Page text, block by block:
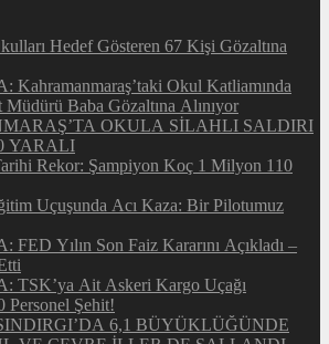
Hedef Gösteren 67 Kişi Gözaltına
Okul Katliamında
Baba Gözaltına Alınıyor
OKULA SİLAHLI SALDIRI
YARALI
Rekor: Şampiyon Koç 1 Milyon 110
Uçuşunda Acı Kaza: Bir Pilotumuz
Yılın Son Faiz Kararını Açıkladı –
TSK’ya Ait Askeri Kargo Uçağı
Personel Şehit!
6,1 BÜYÜKLÜĞÜNDE